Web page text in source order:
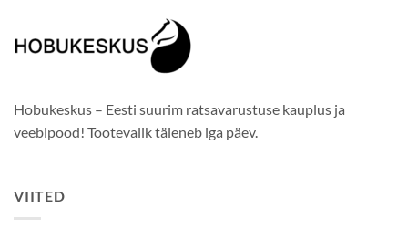
Hobukeskus – Eesti suurim ratsavarustuse kauplus ja
veebipood! Tootevalik täieneb iga päev.
VIITED